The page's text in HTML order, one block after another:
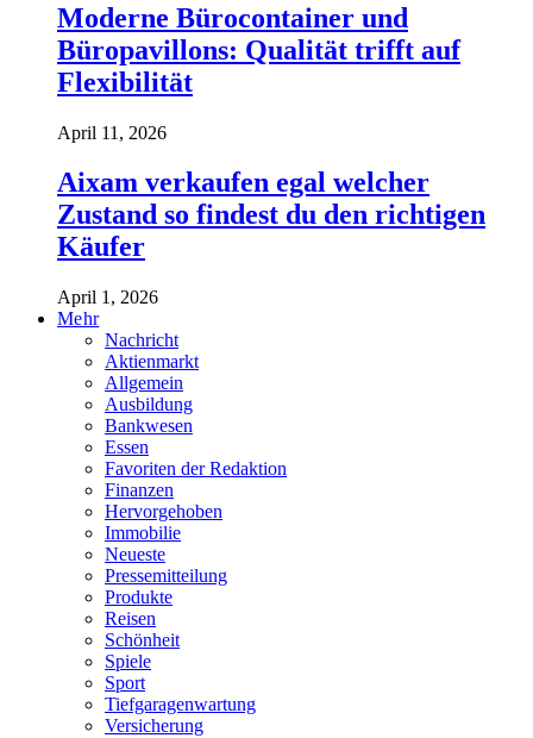
Moderne Bürocontainer und
Büropavillons: Qualität trifft auf
Flexibilität
April 11, 2026
Aixam verkaufen egal welcher
Zustand so findest du den richtigen
Käufer
April 1, 2026
Mehr
Nachricht
Aktienmarkt
Allgemein
Ausbildung
Bankwesen
Essen
Favoriten der Redaktion
Finanzen
Hervorgehoben
Immobilie
Neueste
Pressemitteilung
Produkte
Reisen
Schönheit
Spiele
Sport
Tiefgaragenwartung
Versicherung